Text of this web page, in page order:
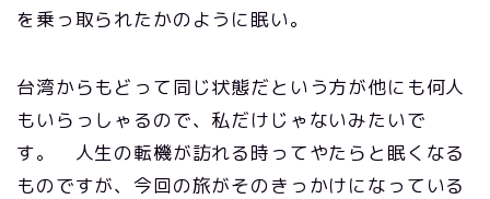
を乗っ取られたかのように眠い。
台湾からもどって同じ状態だという方が他にも何人
もいらっしゃるので、私だけじゃないみたいで
す。 人生の転機が訪れる時ってやたらと眠くなる
ものですが、今回の旅がそのきっかけになっている